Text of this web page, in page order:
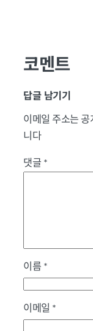
코멘트
답글 남기기
이메일 주소는 공
니다
댓글 *
이름 *
이메일 *